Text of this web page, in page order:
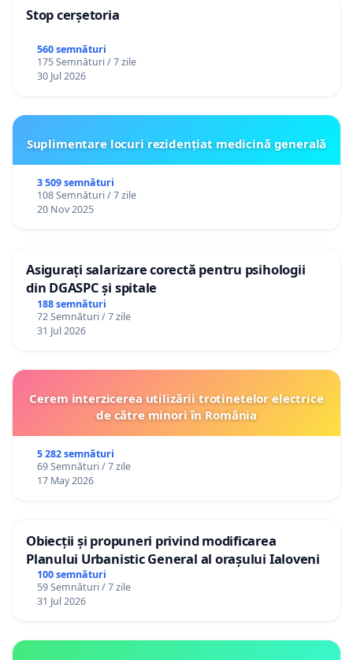
Stop cerșetoria
560 semnături
175 Semnături / 7 zile
30 Jul 2026
Suplimentare locuri rezidențiat medicină generală
3 509 semnături
108 Semnături / 7 zile
20 Nov 2025
Asigurați salarizare corectă pentru psihologii
din DGASPC și spitale
188 semnături
72 Semnături / 7 zile
31 Jul 2026
Cerem interzicerea utilizării trotinetelor electrice
de către minori în România
5 282 semnături
69 Semnături / 7 zile
17 May 2026
Obiecții și propuneri privind modificarea
Planului Urbanistic General al orașului Ialoveni
100 semnături
59 Semnături / 7 zile
31 Jul 2026